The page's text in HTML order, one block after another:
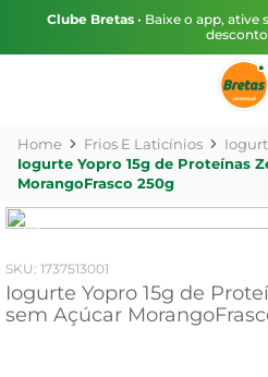
Clube Bretas • Baixe o app, ative
Frios E Laticínios
Iogurte Yopro 15g de Proteínas
MorangoFrasco 250g
: 1737513001
Iogurte Yopro 15g de
sem Açúcar